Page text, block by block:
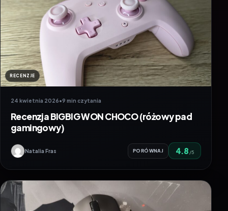
RECENZJE
24 kwietnia 2026•9 min czytania
Recenzja BIGBIG WON CHOCO (różowy pad
gamingowy)
Natalia Fras PORÓWNAJ 4.8 /5